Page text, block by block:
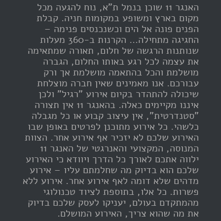
האנגר 11 שוכן בנמל ת"א, נוח להגעה מכל
מקום בארץ ומשופע במקומות חניה. קבלת
הפנים פונה אל הים וכשנכנסים פנימה –
החגיגה מתחילה… הקרנות ב-360 מעלות
שנותנות הרגשה של חלום, תאורה שמתאימה
את עצמה לכל רגע באותו החלום, הגברה
מושלמת והכל בהתאמה מושלמת אך ורק
עבורכם. אנו מאמינים שאין חברה מוצלחת
שיכולה להתהדר בקיום אירוע "רגיל" ולכן
איננו מקיימים כאלה. בהאנגר 11 אין תצורה
"סטנדרטית", אין עיצוב קבוע או כל מגבלה
כלשהי. כל אירוע מתוכנן לפרטים באופן שבו
האירוע שלכם לא יזכיר אף אירוע אחר. הצוות
המנוסה, המקצועי והאנרגטי של האנגר 11
ילווה אתכם לאורך כל הדרך ויוודא כי האירוע
שלכם הוא בדיוק מה שחלמתם עליו – אירוע
מדהים שלא דומה לאף אירוע אחר. אירוע ללא
פשרות. כל אלו, בתוספת לציוד טכנולוגי
מהמתקדם בעולם, יעניקו לעסק שלכם בדיוק
את מה שהוא צריך, האירוע המושלם.